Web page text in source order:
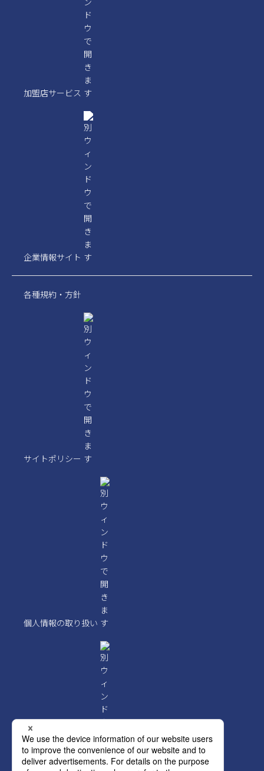
加盟店サービス
企業情報サイト
各種規約・方針
サイトポリシー
個人情報の取り扱い